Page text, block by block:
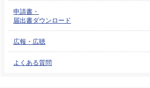
申請書・
届出書ダウンロード
広報・広聴
よくある質問